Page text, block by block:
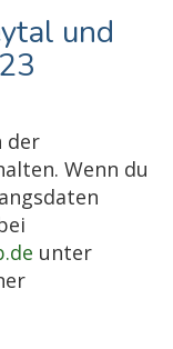
und
der
Wenn du
unter